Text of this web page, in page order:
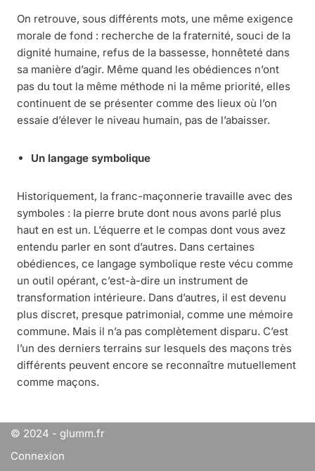
On retrouve, sous différents mots, une même exigence
morale de fond : recherche de la fraternité, souci de la
dignité humaine, refus de la bassesse, honnêteté dans
sa manière d’agir. Même quand les obédiences n’ont
pas du tout la même méthode ni la même priorité, elles
continuent de se présenter comme des lieux où l’on
essaie d’élever le niveau humain, pas de l’abaisser.
Un langage symbolique
Historiquement, la franc-maçonnerie travaille avec des
symboles : la pierre brute dont nous avons parlé plus
haut en est un. L’équerre et le compas dont vous avez
entendu parler en sont d’autres. Dans certaines
obédiences, ce langage symbolique reste vécu comme
un outil opérant, c’est-à-dire un instrument de
transformation intérieure. Dans d’autres, il est devenu
plus discret, presque patrimonial, comme une mémoire
commune. Mais il n’a pas complètement disparu. C’est
l’un des derniers terrains sur lesquels des maçons très
différents peuvent encore se reconnaître mutuellement
comme maçons.
© 2024 - glumm.fr
Connexion